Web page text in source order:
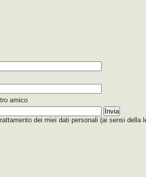
amico
dei miei dati personali (ai sensi della